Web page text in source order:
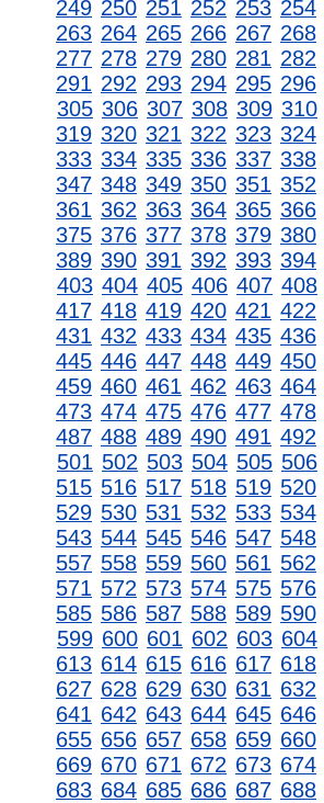
249 250 251 252 253 254
263 264 265 266 267 268
277 278 279 280 281 282
291 292 293 294 295 296
305 306 307 308 309 310
319 320 321 322 323 324
333 334 335 336 337 338
347 348 349 350 351 352
361 362 363 364 365 366
375 376 377 378 379 380
389 390 391 392 393 394
403 404 405 406 407 408
417 418 419 420 421 422
431 432 433 434 435 436
445 446 447 448 449 450
459 460 461 462 463 464
473 474 475 476 477 478
487 488 489 490 491 492
501 502 503 504 505 506
515 516 517 518 519 520
529 530 531 532 533 534
543 544 545 546 547 548
557 558 559 560 561 562
571 572 573 574 575 576
585 586 587 588 589 590
599 600 601 602 603 604
613 614 615 616 617 618
627 628 629 630 631 632
641 642 643 644 645 646
655 656 657 658 659 660
669 670 671 672 673 674
683 684 685 686 687 688